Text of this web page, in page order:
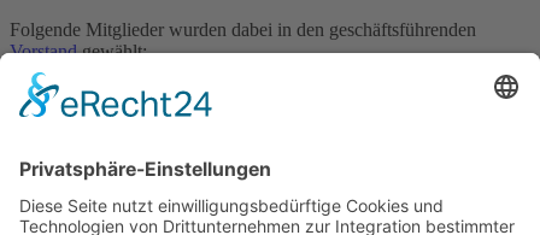
Folgende Mitglieder wurden dabei in den geschäftsführenden
Vorstandgewählt:
1. Vorsitzender: Günter Maier, 2. Vorsitzender: Jörg Hölzmer,
Ausbildungsleiter: Hans Holz, Schatzmeister: Mario Rommelfanger,
Schriftführerin: Bettina Löchel.
Erweitert wird der Vorstand nun durch die Gerätewarte Erich
Diendorf und Dirk Boehmer, die 2. Schatzmeisterin Elke Weiland
und den aufgrund der im letzten Jahr stark gewachsenen Kinder-
und Jugendabteilung notwendig gewordenen Jugendwart Christian